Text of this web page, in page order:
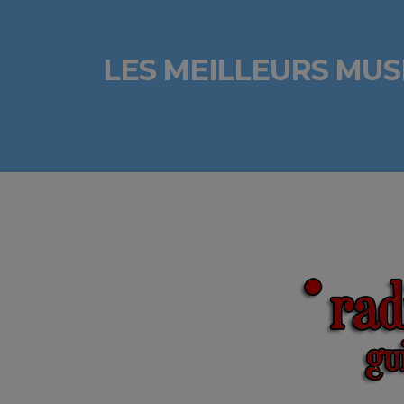
LES MEILLEURS